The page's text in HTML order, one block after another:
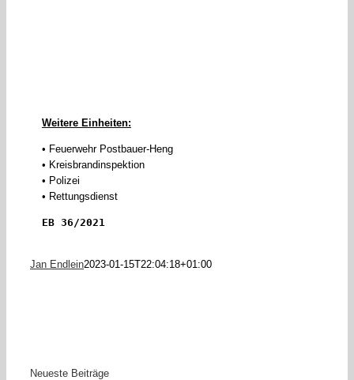
Weitere Einheiten:
• Feuerwehr Postbauer-Heng
• Kreisbrandinspektion
• Polizei
• Rettungsdienst
EB 36/2021
Jan Endlein2023-01-15T22:04:18+01:00
Neueste Beiträge